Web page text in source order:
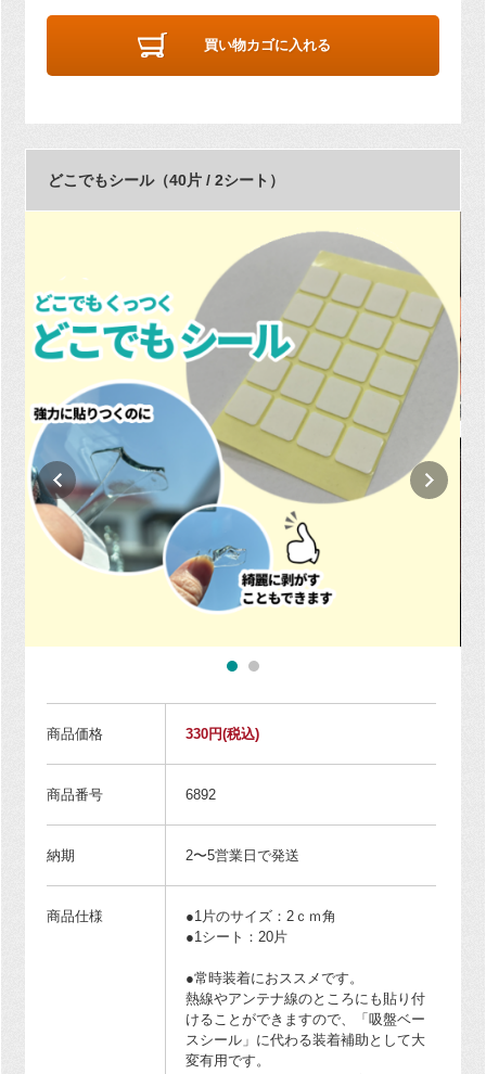
買い物カゴに入れる
どこでもシール（40片 / 2シート）
商品価格 330円(税込)
商品番号 6892
納期 2〜5営業日で発送
商品仕様
●1片のサイズ：2ｃｍ角
●1シート：20片
●常時装着におススメです。
熱線やアンテナ線のところにも貼り付
けることができますので、「吸盤ベー
スシール」に代わる装着補助として大
変有用です。